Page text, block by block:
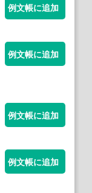
例文帳に追加
例文帳に追加
例文帳に追加
例文帳に追加